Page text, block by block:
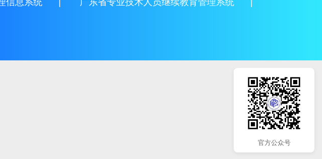
信息系统 广东省专业技术人员继续教育管理系统
官方公众号